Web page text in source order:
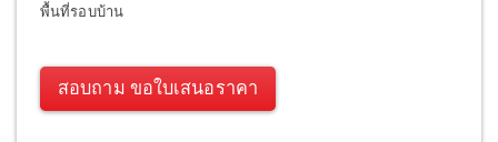
พื้นที่รอบบ้าน
สอบถาม ขอใบเสนอราคา